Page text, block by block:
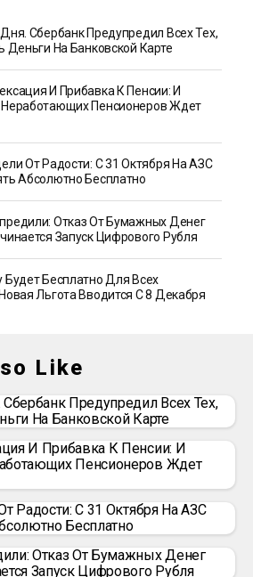
Сбербанк Предупредил Всех Тех,
Деньги На Банковской Карте
И Прибавка К Пенсии: И
Пенсионеров Ждет
От Радости: С 31 Октября На АЗС
Абсолютно Бесплатно
Отказ От Бумажных Денег
Запуск Цифрового Рубля
Будет Бесплатно Для Всех
Льгота Вводится С 8 Декабря
Like
Предупредил Всех Тех,
На Банковской Карте
И Прибавка К Пенсии: И
Пенсионеров Ждет
Радости: С 31 Октября На АЗС
Бесплатно
Отказ От Бумажных Денег
Запуск Цифрового Рубля